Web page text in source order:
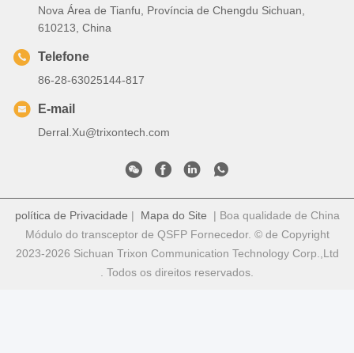
Nova Área de Tianfu, Província de Chengdu Sichuan,
610213, China
Telefone
86-28-63025144-817
E-mail
Derral.Xu@trixontech.com
política de Privacidade | Mapa do Site | Boa qualidade de China
Módulo do transceptor de QSFP Fornecedor. © de Copyright
2023-2026 Sichuan Trixon Communication Technology Corp.,Ltd
. Todos os direitos reservados.